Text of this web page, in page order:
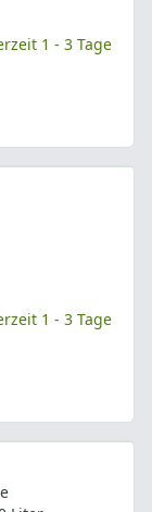
1 - 3 Tage
1 - 3 Tage